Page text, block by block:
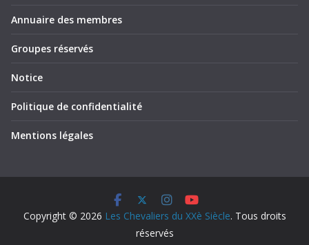
Annuaire des membres
Groupes réservés
Notice
Politique de confidentialité
Mentions légales
Copyright © 2026 Les Chevaliers du XXè Siècle. Tous droits
réservés